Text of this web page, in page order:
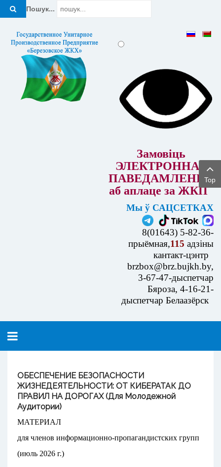
Пошук...
Замовіць
ЭЛЕКТРОННАЕ
ПАВЕДАМЛЕННЕ
аб аплаце за ЖКП
Мы ў САЦСЕТКАХ
8(01643) 5-82-36-
прыёмная,115 адзіны
кантакт-цэнтр
brzbox@brz.bujkh.by,
3-67-47-дыспетчар
Бяроза, 4-16-21-
дыспетчар Белаазёрск
ОБЕСПЕЧЕНИЕ БЕЗОПАСНОСТИ
ЖИЗНЕДЕЯТЕЛЬНОСТИ: ОТ КИБЕРАТАК ДО
ПРАВИЛ НА ДОРОГАХ (для Молодежной
Аудитории)
МАТЕРИАЛ
для членов информационно-пропагандистских групп
(июль 2026 г.)
Top